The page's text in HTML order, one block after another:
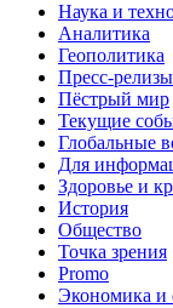
Наука и
Аналитика
Геополитика
Пресс-релизы
Пёстрый мир
Текущие
Глобальные
Для
Здоровье и
История
Общество
Точка зрения
Promo
Экономика